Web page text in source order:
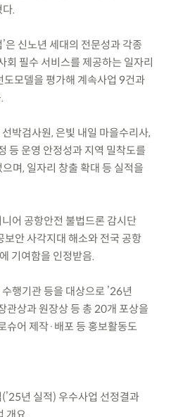
.
은 신노년 세대의 전문성과 각종
회 필수 서비스를 제공하는 일자리
모델을 평가해 계속사업 9건과
박검사원, 은빛 내일 마을수리사,
등 운영 안정성과 지역 밀착도를
며, 일자리 창출 확대 등 실적을
어 공항안전 불법드론 감시단
안 사각지대 해소와 전국 공항
기여함을 인정받음.
행기관 등을 대상으로 ’26년
관상과 원장상 등 총 20개 포상을
슈어 제작·배포 등 홍보활동도
년 실적) 우수사업 선정결과
개요